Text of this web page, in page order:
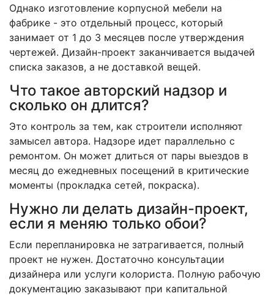
Однако изготовление корпусной мебели на
фабрике - это отдельный процесс, который
занимает от 1 до 3 месяцев после утверждения
чертежей. Дизайн-проект заканчивается выдачей
списка заказов, а не доставкой вещей.
Что такое авторский надзор и
сколько он длится?
Это контроль за тем, как строители исполняют
замысел автора. Надзоре идет параллельно с
ремонтом. Он может длиться от пары выездов в
месяц до ежедневных посещений в критические
моменты (прокладка сетей, покраска).
Нужно ли делать дизайн-проект,
если я меняю только обои?
Если перепланировка не затрагивается, полный
проект не нужен. Достаточно консультации
дизайнера или услуги колориста. Полную рабочую
документацию заказывают при капитальной